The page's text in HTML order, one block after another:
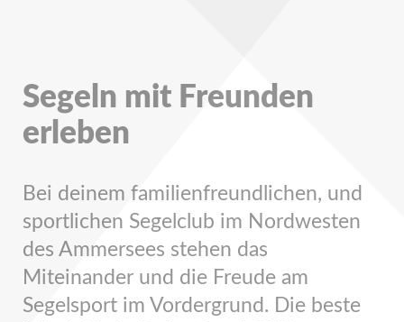
Segeln mit Freunden
erleben
Bei deinem familienfreundlichen, und
sportlichen Segelclub im Nordwesten
des Ammersees stehen das
Miteinander und die Freude am
Segelsport im Vordergrund. Die beste